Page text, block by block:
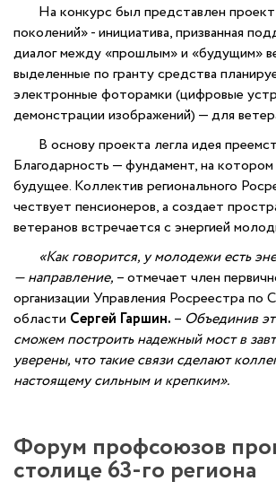
На конкурс был представлен
поколений» - инициатива, призванная
диалог между «прошлым» и «будущим»
выделенные по гранту средства
электронные фоторамки (цифровые
демонстрации изображений) — для
В основу проекта легла идея
Благодарность — фундамент, на
будущее. Коллектив регионального
чествует пенсионеров, а создает
ветеранов встречается с энергией
«Как говорится, у молодежи есть
— направление, – отмечает член
организации Управления Росреестра по
области Сергей Гаршин. – Объединив
сможем построить надежный мост в
уверены, что такие связи сделают
настоящему сильным и крепким».
Форум профсоюзов
столице 63-го региона